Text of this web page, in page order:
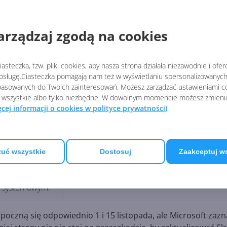
zgodą na cookies
tzw. pliki cookies, aby nasza strona działała niezawodnie i
pomagają nam też w wyświetlaniu
do Twoich zainteresowań. Możesz zarządzać ustawieniami
albo tylko niezbędne. W dowolnym momencie możesz
informacji o cookies w polityce prywatności)
wszystkie Dostosuj Zaakceptuj
mp3.
czatu.
podgląd
jako kontakt.
Dodawanie numeru telefonu do
kontaktów.
Więcej kontroli nad statusem dostępności.
Ustawienie, pozwalające na połączenia z
numerem Skype tylko od kontaktów.
komputerach Mac.
dla
się odpowiednio 1 i 15 listopada, ale Microsoft